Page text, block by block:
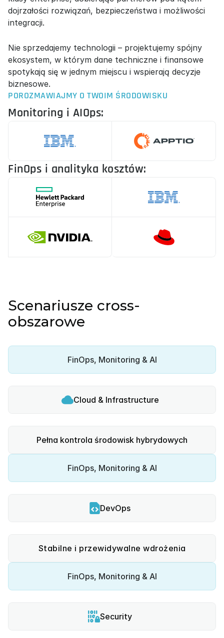
dojrzałości rozwiązań, bezpieczeństwa i możliwości
integracji.
Nie sprzedajemy technologii – projektujemy spójny
ekosystem, w którym dane techniczne i finansowe
spotykają się w jednym miejscu i wspierają decyzje
biznesowe.
POROZMAWIAJMY O TWOIM ŚRODOWISKU
Monitoring i AIOps:
FinOps i analityka kosztów:
Scenariusze cross-
obszarowe
FinOps, Monitoring & AI
Cloud & Infrastructure
Pełna kontrola środowisk hybrydowych
FinOps, Monitoring & AI
DevOps
Stabilne i przewidywalne wdrożenia
FinOps, Monitoring & AI
Security